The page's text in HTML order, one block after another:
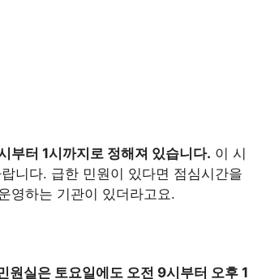
부터 1시까지로 정해져 있습니다. 이 시
니다. 급한 민원이 있다면 점심시간을
영하는 기관이 있더라고요.
원실은 토요일에도 오전 9시부터 오후 1